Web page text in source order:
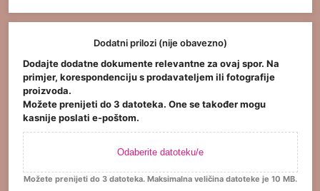
Dodatni prilozi (nije obavezno)
Dodajte dodatne dokumente relevantne za ovaj spor. Na
primjer, korespondenciju s prodavateljem ili fotografije
proizvoda.
Možete prenijeti do 3 datoteka. One se također mogu
kasnije poslati e-poštom.
Odaberite datoteku/e
Možete prenijeti do 3 datoteka. Maksimalna veličina datoteke je 10 MB.